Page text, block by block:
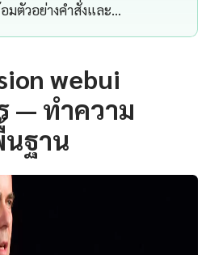
มตัวอย่างคำสั่งและ…
webui
— ทำความ
นฐาน